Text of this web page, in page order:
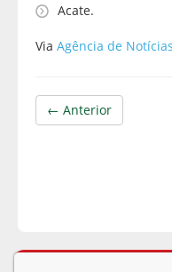
Acate.
Via Agência de
← Anterior